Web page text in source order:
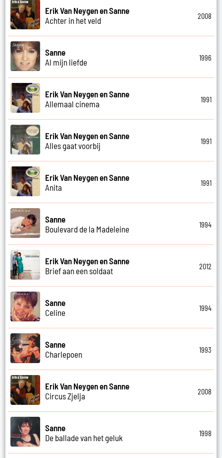
Erik Van Neygen en Sanne
Achter in het veld
2008
Sanne
Al mijn liefde
1996
Erik Van Neygen en Sanne
Allemaal cinema
1991
Erik Van Neygen en Sanne
Alles gaat voorbij
1991
Erik Van Neygen en Sanne
Anita
1991
Sanne
Boulevard de la Madeleine
1994
Erik Van Neygen en Sanne
Brief aan een soldaat
2012
Sanne
Celine
1994
Sanne
Charlepoen
1993
Erik Van Neygen en Sanne
Circus Zjelja
2008
Sanne
De ballade van het geluk
1998